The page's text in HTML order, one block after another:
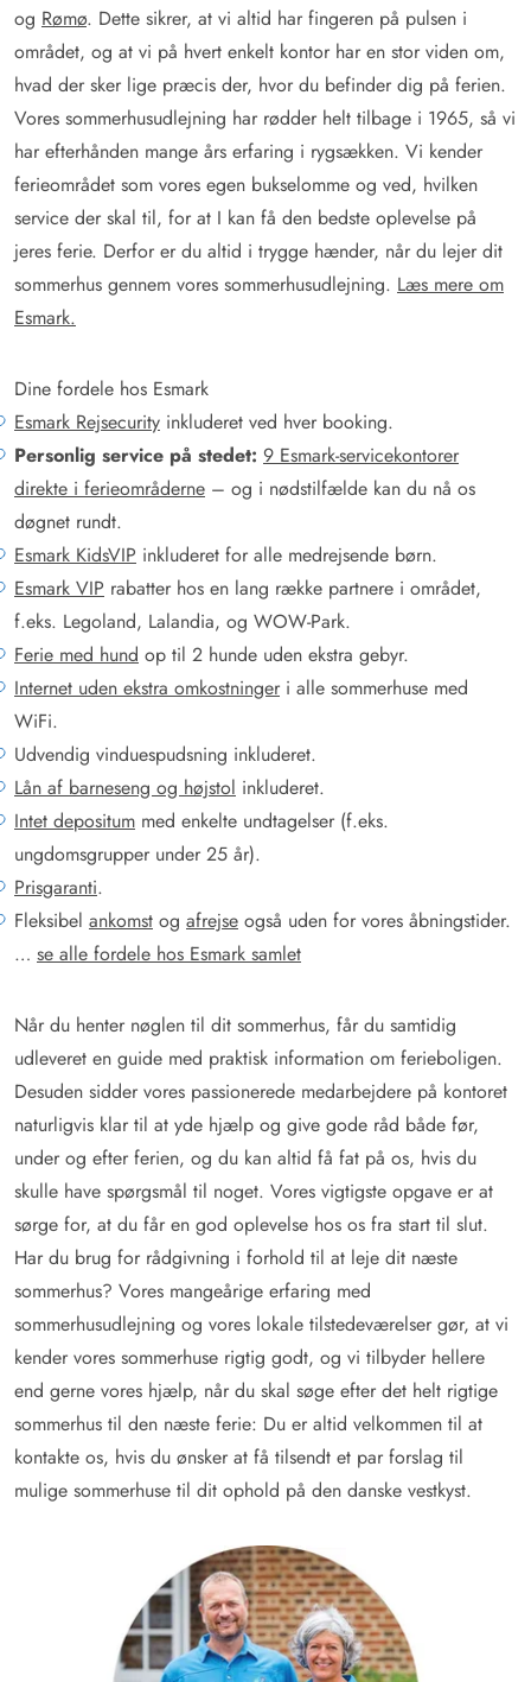
og Rømø. Dette sikrer, at vi altid har fingeren på pulsen i
området, og at vi på hvert enkelt kontor har en stor viden om,
hvad der sker lige præcis der, hvor du befinder dig på ferien.
Vores sommerhusudlejning har rødder helt tilbage i 1965, så vi
har efterhånden mange års erfaring i rygsækken. Vi kender
ferieområdet som vores egen bukselomme og ved, hvilken
service der skal til, for at I kan få den bedste oplevelse på
jeres ferie. Derfor er du altid i trygge hænder, når du lejer dit
sommerhus gennem vores sommerhusudlejning. Læs mere om
Esmark.
Dine fordele hos Esmark
Esmark Rejsecurity inkluderet ved hver booking.
Personlig service på stedet: 9 Esmark-servicekontorer
direkte i ferieområderne – og i nødstilfælde kan du nå os
døgnet rundt.
Esmark KidsVIP inkluderet for alle medrejsende børn.
Esmark VIP rabatter hos en lang række partnere i området,
f.eks. Legoland, Lalandia, og WOW-Park.
Ferie med hund op til 2 hunde uden ekstra gebyr.
Internet uden ekstra omkostninger i alle sommerhuse med
WiFi.
Udvendig vinduespudsning inkluderet.
Lån af barneseng og højstol inkluderet.
Intet depositum med enkelte undtagelser (f.eks.
ungdomsgrupper under 25 år).
Prisgaranti.
Fleksibel ankomst og afrejse også uden for vores åbningstider.
… se alle fordele hos Esmark samlet
Når du henter nøglen til dit sommerhus, får du samtidig
udleveret en guide med praktisk information om ferieboligen.
Desuden sidder vores passionerede medarbejdere på kontoret
naturligvis klar til at yde hjælp og give gode råd både før,
under og efter ferien, og du kan altid få fat på os, hvis du
skulle have spørgsmål til noget. Vores vigtigste opgave er at
sørge for, at du får en god oplevelse hos os fra start til slut.
Har du brug for rådgivning i forhold til at leje dit næste
sommerhus? Vores mangeårige erfaring med
sommerhusudlejning og vores lokale tilstedeværelser gør, at vi
kender vores sommerhuse rigtig godt, og vi tilbyder hellere
end gerne vores hjælp, når du skal søge efter det helt rigtige
sommerhus til den næste ferie: Du er altid velkommen til at
kontakte os, hvis du ønsker at få tilsendt et par forslag til
mulige sommerhuse til dit ophold på den danske vestkyst.